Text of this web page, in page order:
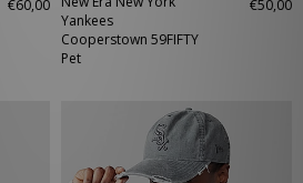
€60,00
Yankees
Cooperstown 59FIFTY
Pet
€50,00